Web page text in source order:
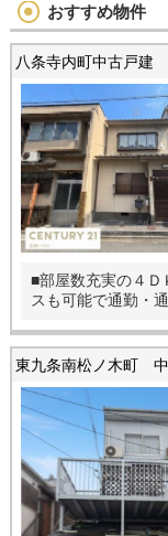
おすすめ物件
■部屋数充実の４Ｄ
スも可能で通勤・
八条寺内町中古戸建
東九条南松ノ木町